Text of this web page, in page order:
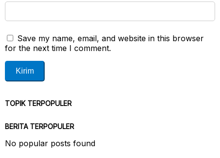
Save my name, email, and website in this browser
for the next time I comment.
TOPIK TERPOPULER
BERITA TERPOPULER
No popular posts found